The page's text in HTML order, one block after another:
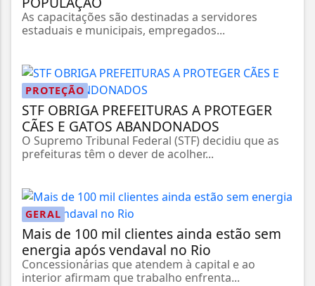
As capacitações são destinadas a servidores
estaduais e municipais, empregados...
PROTEÇÃO
STF OBRIGA PREFEITURAS A PROTEGER
CÃES E GATOS ABANDONADOS
O Supremo Tribunal Federal (STF) decidiu que as
prefeituras têm o dever de acolher...
GERAL
Mais de 100 mil clientes ainda estão sem
energia após vendaval no Rio
Concessionárias que atendem à capital e ao
interior afirmam que trabalho enfrenta...